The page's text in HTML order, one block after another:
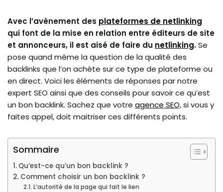
Avec l’avènement des plateformes de netlinking
qui font de la mise en relation entre éditeurs de site
et annonceurs, il est aisé de faire du netlinking.Se
pose quand même la question de la qualité des
backlinks que l’on achète sur ce type de plateforme ou
en direct. Voici les éléments de réponses par notre
expert SEO ainsi que des conseils pour savoir ce qu’est
un bon backlink. Sachez que votre agence SEO,si vous y
faites appel, doit maitriser ces différents points.
Sommaire
Qu’est-ce qu’un bon backlink ?
Comment choisir un bon backlink ?
L’autorité de la page qui fait le lien